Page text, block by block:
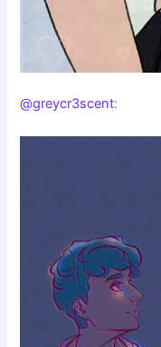
@greycr3scent: